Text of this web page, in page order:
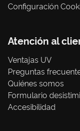
Configuración
Atención al
Ventajas UV
Preguntas
Quiénes somos
Formulario
Accesibilidad